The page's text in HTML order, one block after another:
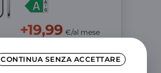
CONTINUA SENZA ACCETTARE
+19,99 €/al mese
APPLE